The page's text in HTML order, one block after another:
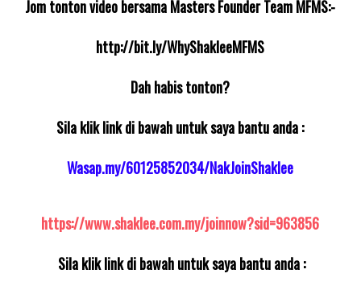
Jom tonton video bersama Masters Founder Team MFMS:-
http://bit.ly/WhyShakleeMFMS
Dah habis tonton?
Sila klik link di bawah untuk saya bantu anda :
Wasap.my/60125852034/NakJoinShaklee
https://www.shaklee.com.my/joinnow?sid=963856
Sila klik link di bawah untuk saya bantu anda :